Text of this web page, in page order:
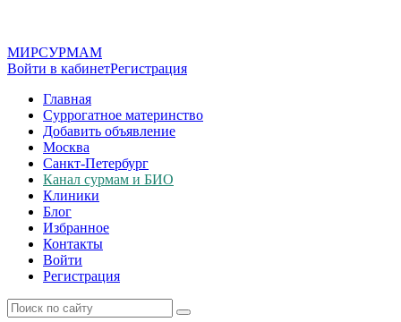
МИРСУРМАМ
Войти в кабинетРегистрация
Главная
Суррогатное материнство
Добавить объявление
Москва
Санкт-Петербург
Канал сурмам и БИО
Клиники
Блог
Избранное
Контакты
Войти
Регистрация